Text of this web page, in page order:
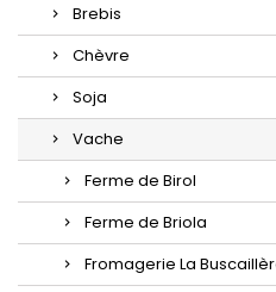
Brebis
Chèvre
Soja
Vache
Ferme de Birol
Ferme de Briola
Fromagerie La